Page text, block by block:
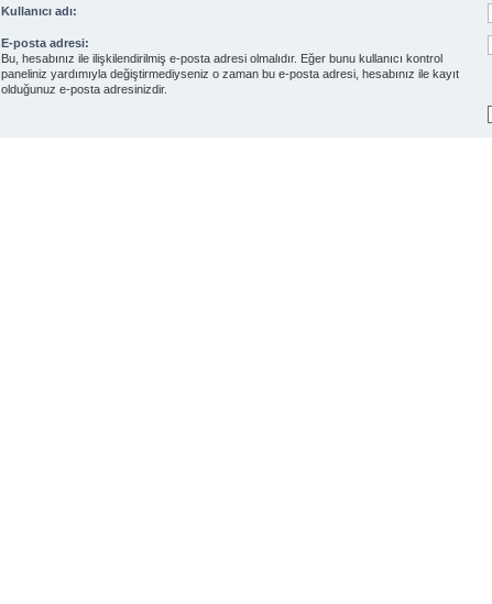
Kullanıcı adı:
E-posta adresi:
Bu, hesabınız ile ilişkilendirilmiş e-posta adresi olmalıdır. Eğer bunu kullanıcı kontrol
paneliniz yardımıyla değiştirmediyseniz o zaman bu e-posta adresi, hesabınız ile kayıt
olduğunuz e-posta adresinizdir.